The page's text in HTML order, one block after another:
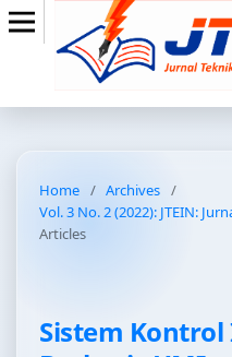
Home / Archives /
Vol. 3 No. 2 (2022): JTEIN:
Articles
Sistem